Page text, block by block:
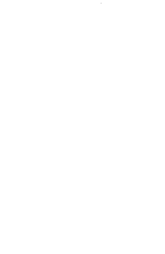
12u15 Lunch